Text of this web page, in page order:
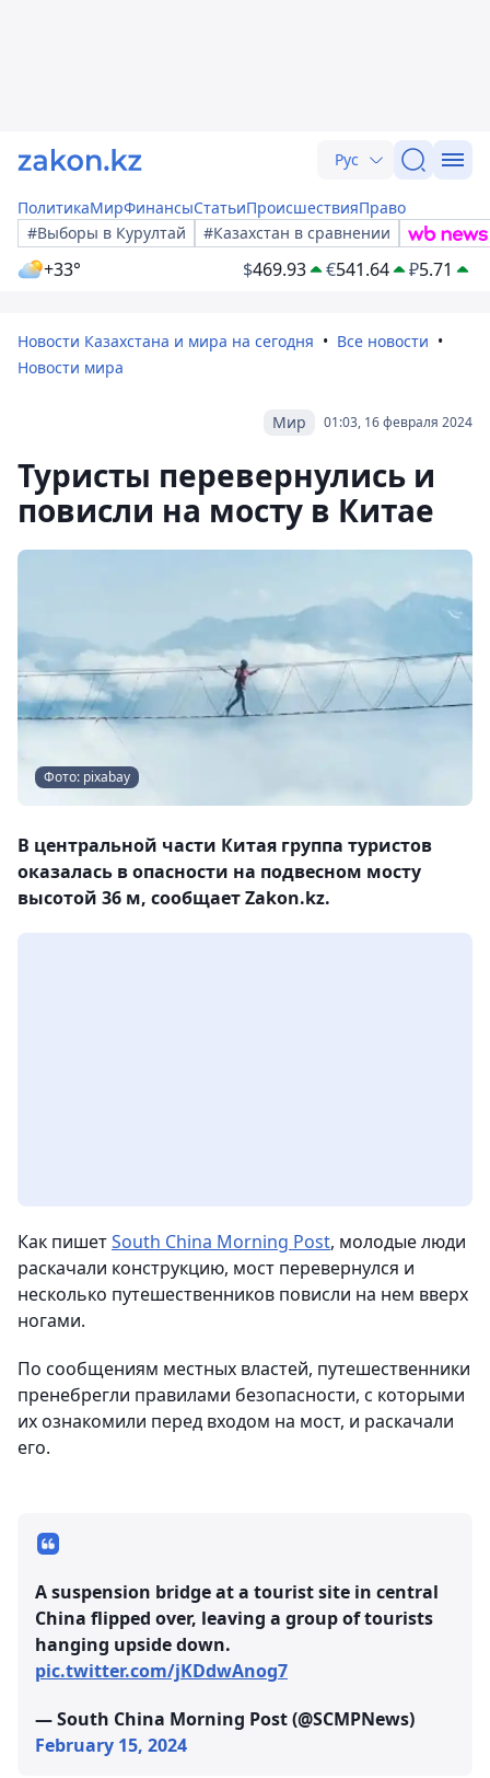
Рус
ПолитикаМирФинансыСтатьиПроисшествияПраво
#Выборы в Курултай
#Казахстан в сравнении
+33° $469.93 €541.64 ₽5.71
Новости Казахстана и мира на сегодня
Все новости
Новости мира
01:03, 16 февраля 2024
Мир
Туристы перевернулись и
повисли на мосту в Китае
Фото: pixabay
В центральной части Китая группа туристов
оказалась в опасности на подвесном мосту
высотой 36 м, сообщает Zakon.kz.
Как пишетSouth China Morning Post, молодые люди
раскачали конструкцию, мост перевернулся и
несколько путешественников повисли на нем вверх
ногами.
По сообщениям местных властей, путешественники
пренебрегли правилами безопасности, с которыми
их ознакомили перед входом на мост, и раскачали
его.
A suspension bridge at a tourist site in central
China flipped over, leaving a group of tourists
hanging upside down.
pic.twitter.com/jKDdwAnog7
— South China Morning Post (@SCMPNews)
February 15, 2024